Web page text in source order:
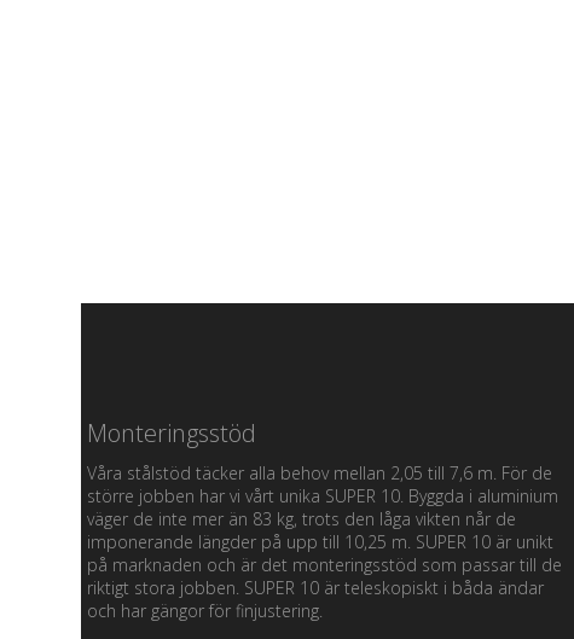
Monteringsstöd
Våra stålstöd täcker alla behov mellan 2,05 till 7,6 m. För de
större jobben har vi vårt unika SUPER 10. Byggda i aluminium
väger de inte mer än 83 kg, trots den låga vikten når de
imponerande längder på upp till 10,25 m. SUPER 10 är unikt
på marknaden och är det monteringsstöd som passar till de
riktigt stora jobben. SUPER 10 är teleskopiskt i båda ändar
och har gängor för finjustering.